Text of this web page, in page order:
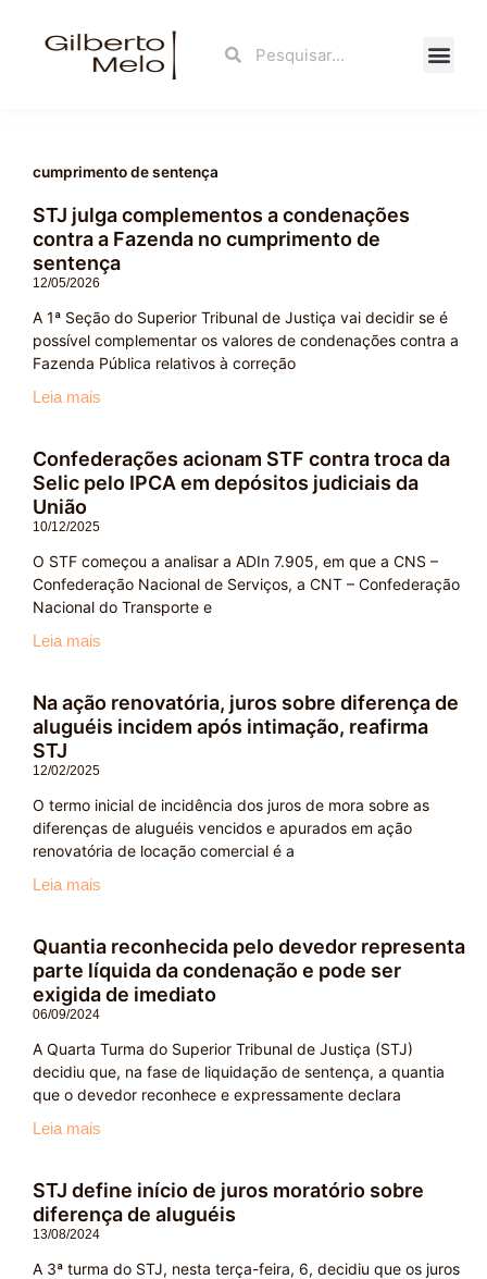
Search
cumprimento de sentença
STJ julga complementos a condenações
contra a Fazenda no cumprimento de
sentença
12/05/2026
A 1ª Seção do Superior Tribunal de Justiça vai decidir se é
possível complementar os valores de condenações contra a
Fazenda Pública relativos à correção
Leia mais
Confederações acionam STF contra troca da
Selic pelo IPCA em depósitos judiciais da
União
10/12/2025
O STF começou a analisar a ADIn 7.905, em que a CNS –
Confederação Nacional de Serviços, a CNT – Confederação
Nacional do Transporte e
Leia mais
Na ação renovatória, juros sobre diferença de
aluguéis incidem após intimação, reafirma
STJ
12/02/2025
O termo inicial de incidência dos juros de mora sobre as
diferenças de aluguéis vencidos e apurados em ação
renovatória de locação comercial é a
Leia mais
Quantia reconhecida pelo devedor representa
parte líquida da condenação e pode ser
exigida de imediato
06/09/2024
A Quarta Turma do Superior Tribunal de Justiça (STJ)
decidiu que, na fase de liquidação de sentença, a quantia
que o devedor reconhece e expressamente declara
Leia mais
STJ define início de juros moratório sobre
diferença de aluguéis
13/08/2024
A 3ª turma do STJ, nesta terça-feira, 6, decidiu que os juros